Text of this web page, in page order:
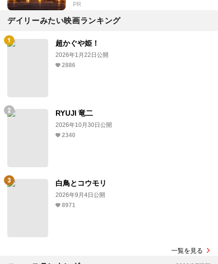
PR
デイリーみたい映画ランキング
超かぐや姫！
2026年1月22日公開
2886
RYUJI 竜二
2026年10月30日公開
2340
白鳥とコウモリ
2026年9月4日公開
8971
一覧を見る